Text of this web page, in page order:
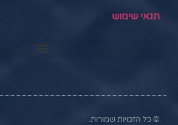
תנאי שימוש
© כל הזכויות שמורות.